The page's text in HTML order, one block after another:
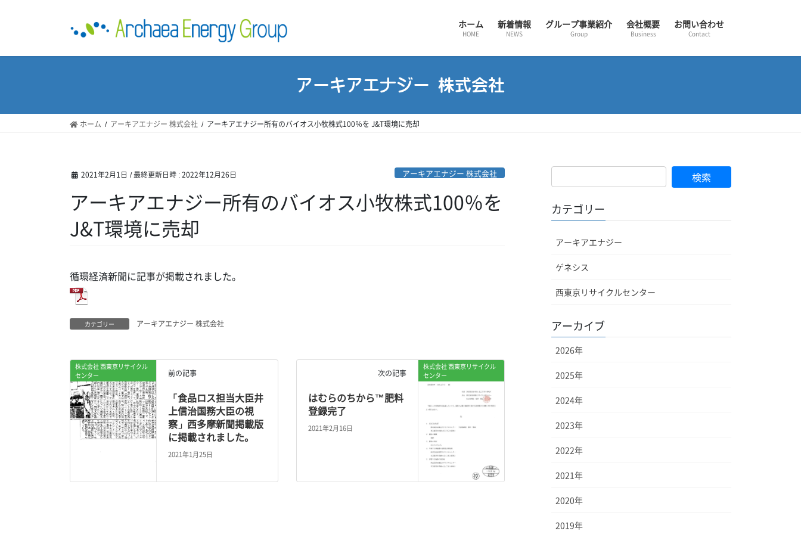
ホーム
HOME
新着情報
NEWS
グループ事業紹介
Group
会社概要
Business
お問い合わせ
Contact
アーキアエナジー 株式会社
ホーム アーキアエナジー 株式会社 アーキアエナジー所有のバイオス小牧株式100％を J&T環境に売却
2021年2月1日 / 最終更新日時 :2022年12月26日 アーキアエナジー 株式会社
アーキアエナジー所有のバイオス小牧株式100％を
J&T環境に売却
循環経済新聞に記事が掲載されました。
カテゴリー アーキアエナジー 株式会社
株式会社 西東京リサイクル
センター
前の記事
「食品ロス担当大臣井
上信治国務大臣の視
察」西多摩新聞掲載版
に掲載されました。
2021年1月25日
株式会社 西東京リサイクル
センター
次の記事
はむらのちから™肥料
登録完了
2021年2月16日
検
索:
カテゴリー
アーキアエナジー
ゲネシス
西東京リサイクルセンター
アーカイブ
2026年
2025年
2024年
2023年
2022年
2021年
2020年
2019年